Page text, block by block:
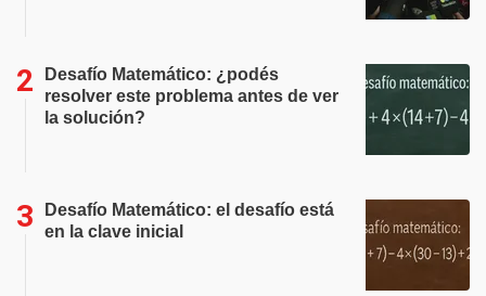
Desafío Matemático: ¿podés
resolver este problema antes de ver
la solución?
Desafío Matemático: el desafío está
en la clave inicial